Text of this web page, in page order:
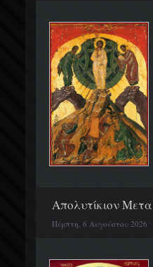
Απολυτίκιον
Πέμπτη, 6 Αυγούστου 2026